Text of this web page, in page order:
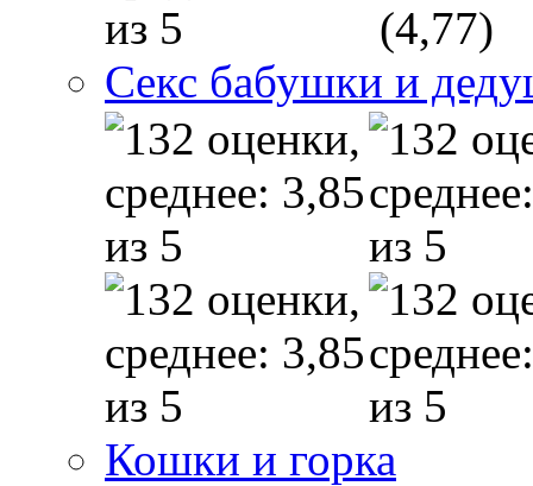
(4,77)
Секс бабушки и
Кошки и горка